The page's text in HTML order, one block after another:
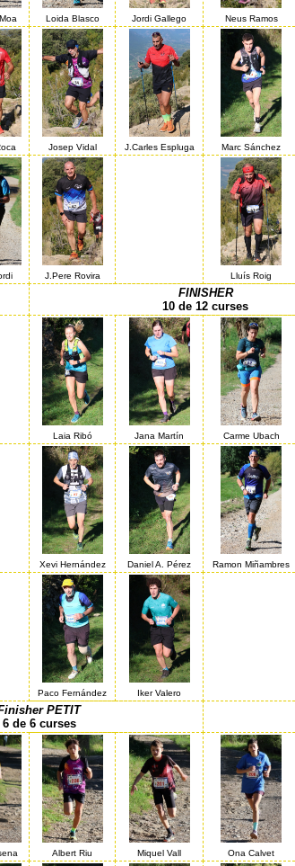
Loida Blasco Jordi Gallego Neus Ramos
Josep Vidal J.Carles Espluga Marc Sánchez
J.Pere Rovira Lluís Roig
FINISHER
10 de 12 curses
Laia Ribó Jana Martín Carme Ubach
Xevi Hernández Daniel A. Pérez Ramon Miñambres
Paco Fernández Iker Valero
PETIT
6 de 6 curses
Albert Riu Miquel Vall Ona Calvet